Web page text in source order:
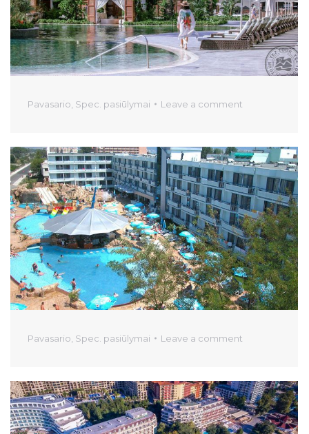
Pavasario Spec. pasiūlymai Leave a comment
Pavasario Spec. pasiūlymai Leave a comment